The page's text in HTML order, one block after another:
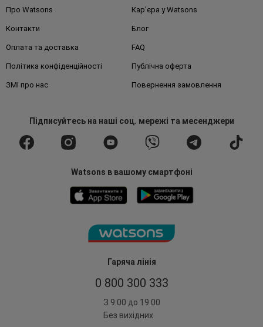
Гаряча лінія
0 800 300 333
З 9:00 до 19:00
Без вихідних
Про Watsons Кар'єра у Watsons
Контакти Блог
Оплата та доставка FAQ
Політика конфіденційності Публічна оферта
ЗМІ про нас Повернення замовлення
Підписуйтесьна наші соц. мережі та месенджери
Watsons в вашому смартфоні